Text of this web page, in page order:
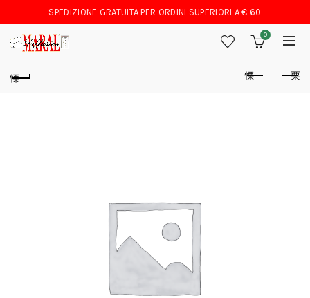
SPEDIZIONE GRATUITA PER ORDINI SUPERIORI A € 60
0